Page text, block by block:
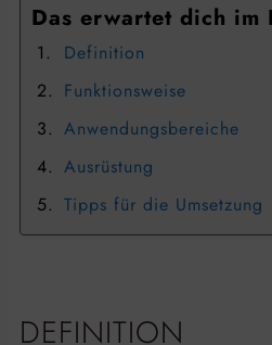
Das erwartet dich im
Definition
Funktionsweise
Anwendungsbereiche
Ausrüstung
Tipps für die Umsetzung
DEFINITION